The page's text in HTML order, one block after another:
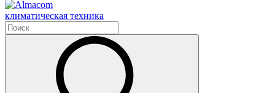
климатическая техника